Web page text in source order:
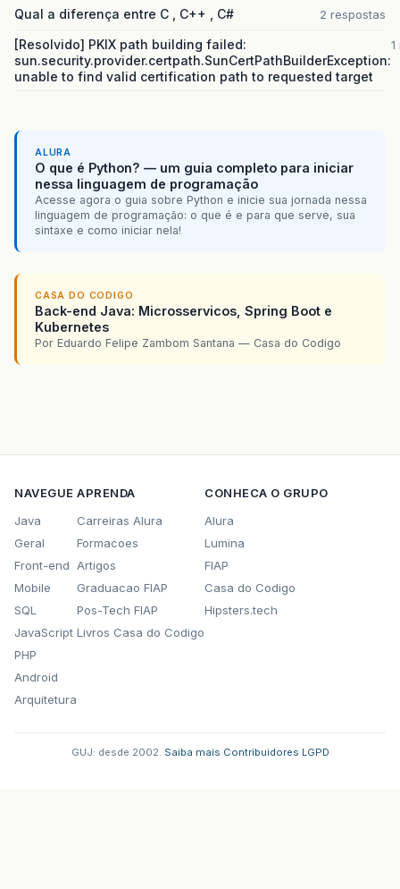
Qual a diferença entre C , C++ , C# 2 respostas
[Resolvido] PKIX path building failed:
sun.security.provider.certpath.SunCertPathBuilderException:
unable to find valid certification path to requested target
ALURA
O que é Python? — um guia completo para iniciar
nessa linguagem de programação
Acesse agora o guia sobre Python e inicie sua jornada nessa
linguagem de programação: o que é e para que serve, sua
sintaxe e como iniciar nela!
CASA DO CODIGO
Back-end Java: Microsservicos, Spring Boot e
Kubernetes
Por Eduardo Felipe Zambom Santana — Casa do Codigo
NAVEGUE
Java
Geral
Front-end
Mobile
SQL
JavaScript
PHP
Android
Arquitetura
APRENDA
Carreiras Alura
Formacoes
Artigos
Graduacao FIAP
Pos-Tech FIAP
Livros Casa do Codigo
CONHECA O GRUPO
Alura
Lumina
FIAP
Casa do Codigo
Hipsters.tech
GUJ: desde 2002. Saiba mais Contribuidores LGPD